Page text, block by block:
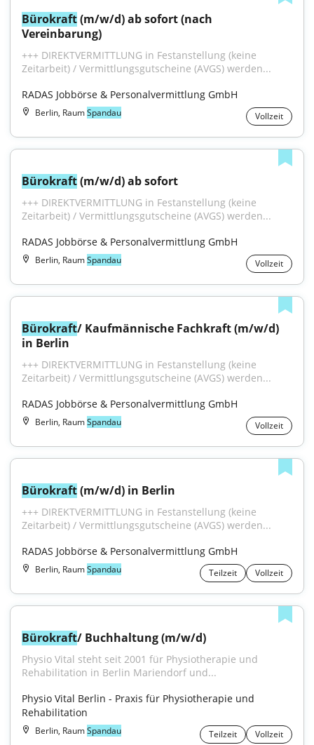
Bürokraft (m/w/d) ab sofort (nach
Vereinbarung)
+++ DIREKTVERMITTLUNG in Festanstellung (keine
Zeitarbeit) / Vermittlungsgutscheine (AVGS) werden...
RADAS Jobbörse & Personalvermittlung GmbH
Berlin, RaumSpandau Vollzeit
Bürokraft (m/w/d) ab sofort
+++ DIREKTVERMITTLUNG in Festanstellung (keine
Zeitarbeit) / Vermittlungsgutscheine (AVGS) werden...
RADAS Jobbörse & Personalvermittlung GmbH
Berlin, RaumSpandau Vollzeit
Bürokraft/ Kaufmännische Fachkraft (m/w/d)
in Berlin
+++ DIREKTVERMITTLUNG in Festanstellung (keine
Zeitarbeit) / Vermittlungsgutscheine (AVGS) werden...
RADAS Jobbörse & Personalvermittlung GmbH
Berlin, RaumSpandau Vollzeit
Bürokraft (m/w/d) in Berlin
+++ DIREKTVERMITTLUNG in Festanstellung (keine
Zeitarbeit) / Vermittlungsgutscheine (AVGS) werden...
RADAS Jobbörse & Personalvermittlung GmbH
Berlin, RaumSpandau Teilzeit Vollzeit
Bürokraft/ Buchhaltung (m/w/d)
Physio Vital steht seit 2001 für Physiotherapie und
Rehabilitation in Berlin Mariendorf und...
Physio Vital Berlin - Praxis für Physiotherapie und
Rehabilitation
Berlin, RaumSpandau Teilzeit Vollzeit